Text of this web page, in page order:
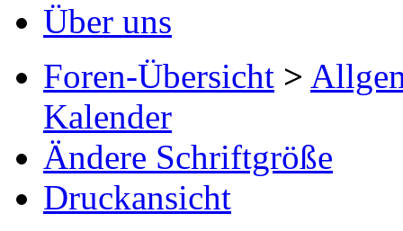
Über uns
Foren-Übersicht >
Kalender
Ändere Schriftgröße
Druckansicht